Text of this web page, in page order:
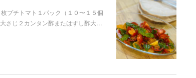
プチトマト１パック（１０〜１５個
さじ２カンタン酢またはすし酢大…